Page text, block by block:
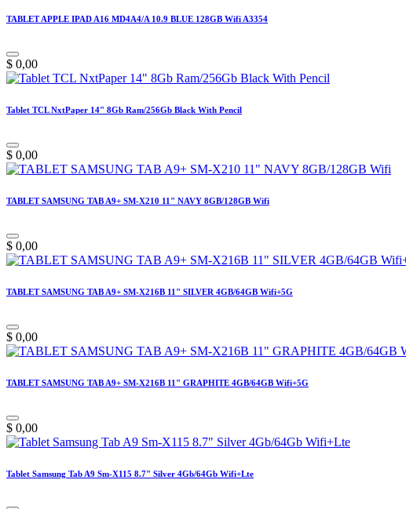
TABLET APPLE IPAD A16 MD4A4/A 10.9 BLUE 128GB Wifi A3354
$ 0,00
Tablet TCL NxtPaper 14" 8Gb Ram/256Gb Black With Pencil
$ 0,00
TABLET SAMSUNG TAB A9+ SM-X210 11" NAVY 8GB/128GB Wifi
$ 0,00
TABLET SAMSUNG TAB A9+ SM-X216B 11" SILVER 4GB/64GB Wifi+5G
$ 0,00
TABLET SAMSUNG TAB A9+ SM-X216B 11" GRAPHITE 4GB/64GB Wifi+5G
$ 0,00
Tablet Samsung Tab A9 Sm-X115 8.7" Silver 4Gb/64Gb Wifi+Lte